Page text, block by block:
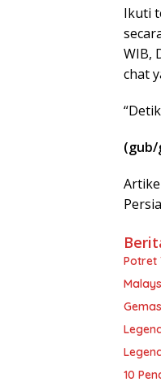
Ikuti
WIB,
chat
(gub/
Potret
10